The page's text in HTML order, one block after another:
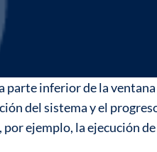
parte inferior de la
del sistema y el
ejemplo, la ejecución